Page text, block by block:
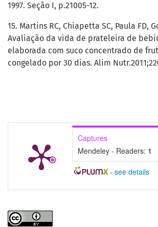
Captures
Mendeley - Readers: 1
- see details
1997. Seção I, p.21005-12.
15. Martins RC, Chiapetta SC, Paula FD,
Avaliação da vida de prateleira de
elaborada com suco concentrado de
congelado por 30 dias. Alim